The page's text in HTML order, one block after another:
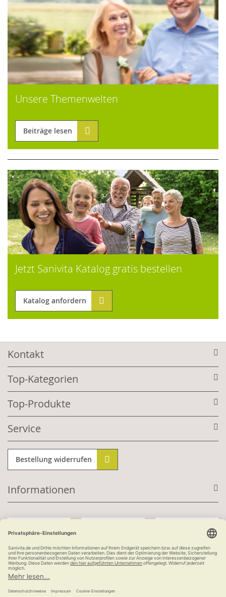
Unsere Themenwelten
Beiträge lesen
Jetzt Sanivita Katalog gratis bestellen
Katalog anfordern
Kontakt
Top-Kategorien
Top-Produkte
Service
Bestellung widerrufen
Informationen
Kauf auf Rechnung